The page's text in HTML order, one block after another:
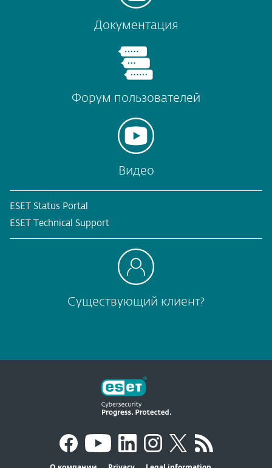
Документация
Форум пользователей
Видео
ESET Status Portal
ESET Technical Support
Существующий клиент?